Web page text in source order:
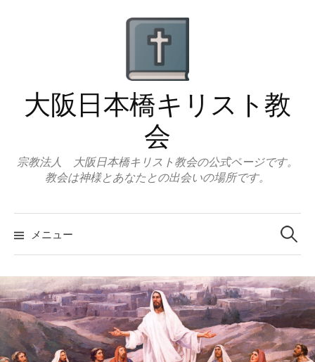
ッ
大阪日本橋キリスト教
会
宗教法人 大阪日本橋キリスト教会の公式ページです。
教会は神様とあなたとの出会いの場所です。
メニュー
検
索: